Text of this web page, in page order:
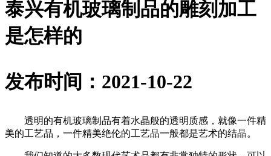
泰兴有机玻璃制品的雕刻加工
是怎样的
发布时间：2021-10-22
透明的有机玻璃制品有着水晶般的透明质感，就像一件精
美的工艺品，一件精美绝伦的工艺品一般都是艺术的结晶。